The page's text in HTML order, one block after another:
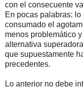
con el consecuente
En pocas palabras:
consumado el
menos problemático
alternativa
que supuestamente
precedentes.
Lo anterior no debe